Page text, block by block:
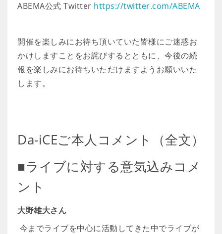
ABEMA公式 Twitter https://twitter.com/ABEMA
開催を楽しみにお待ち頂いていた皆様にご迷惑お
かけしますことをお詫びするとともに、今後の続
報を楽しみにお待ちいただけますようお願いいた
します。
Da-iCEご本人コメント（全文）
■ライブに対する意気込みコメ
ント
大野雄大さん
今までライブを中心に活動してきた中でライブが